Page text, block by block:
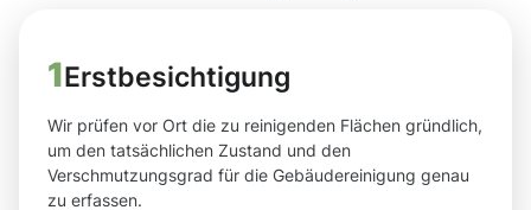
1Erstbesichtigung
Wir prüfen vor Ort die zu reinigenden Flächen gründlich,
um den tatsächlichen Zustand und den
Verschmutzungsgrad für die Gebäudereinigung genau
zu erfassen.